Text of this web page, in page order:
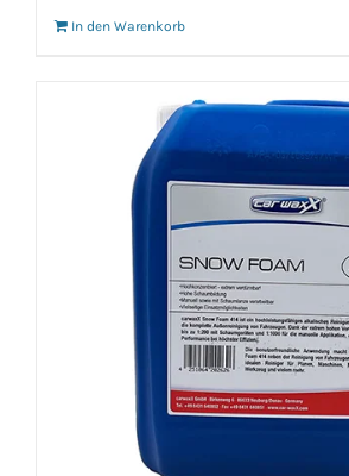
In den Warenkorb